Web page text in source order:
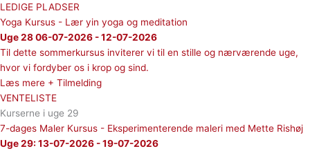
LEDIGE PLADSER
Yoga Kursus - Lær yin yoga og meditation
Uge 28 06-07-2026 - 12-07-2026
Til dette sommerkursus inviterer vi til en stille og nærværende uge,
hvor vi fordyber os i krop og sind.
Læs mere + Tilmelding
VENTELISTE
Kurserne i uge 29
7-dages Maler Kursus - Eksperimenterende maleri med Mette Rishøj
Uge 29: 13-07-2026 - 19-07-2026